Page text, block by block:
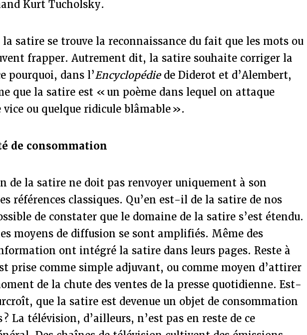
Kurt Tucholsky.
satire se trouve la reconnaissance du fait que les mots ou
frapper. Autrement dit, la satire souhaite corriger la
pourquoi, dans l’Encyclopédiede Diderot et d’Alembert,
que la satire est « un poème dans lequel on attaque
ou quelque ridicule blâmable ».
de consommation
de la satire ne doit pas renvoyer uniquement à son
références classiques. Qu’en est-il de la satire de nos
de constater que le domaine de la satire s’est étendu.
moyens de diffusion se sont amplifiés. Même des
ont intégré la satire dans leurs pages. Reste à
prise comme simple adjuvant, ou comme moyen d’attirer
de la chute des ventes de la presse quotidienne. Est-
que la satire est devenue un objet de consommation
? La télévision, d’ailleurs, n’est pas en reste de ce